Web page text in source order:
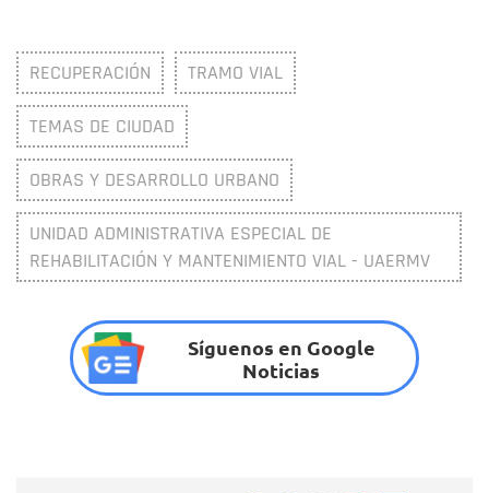
RECUPERACIÓN TRAMO VIAL
TEMAS DE CIUDAD
OBRAS Y DESARROLLO URBANO
UNIDAD ADMINISTRATIVA ESPECIAL DE
REHABILITACIÓN Y MANTENIMIENTO VIAL - UAERMV
Síguenos en Google
Noticias